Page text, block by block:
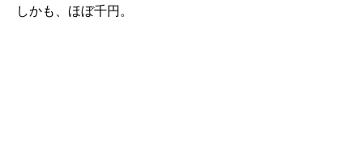
しかも、ほぼ千円。